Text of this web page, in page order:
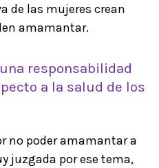
de las mujeres crean
amamantar.
responsabilidad
a la salud de los
no poder amamantar a
juzgada por ese tema,